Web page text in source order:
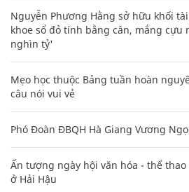
Nguyễn Phương Hằng sở hữu khối
khoe sổ đỏ tính bằng cân, mắng cựu
nghìn tỷ'
Mẹo học thuộc Bảng tuần hoàn
câu nói vui vẻ
Phó Đoàn ĐBQH Hà Giang Vương
Ấn tượng ngày hội văn hóa - thể
ở Hải Hậu